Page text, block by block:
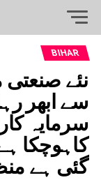
BIHAR
نئے
سے ابھر
سرمایہ
کاہوچکا
گئی ہے